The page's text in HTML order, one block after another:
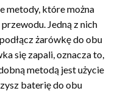
metody, które można
Jedną z nich
żarówkę do obu
się zapali, oznacza to,
metodą jest użycie
baterię do obu